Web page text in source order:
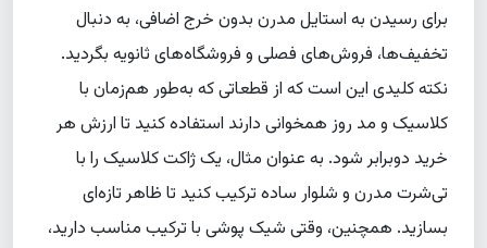
برای رسیدن به استایل مدرن بدون خرج اضافی، به دنبال
تخفیف‌ها، فروش‌های فصلی و فروشگاه‌های ثانویه بگردید.
نکته کلیدی این است که از قطعاتی که به‌طور هم‌زمان با
کلاسیک و مد روز همخوانی دارند استفاده کنید تا ارزش هر
خرید دوبرابر شود. به عنوان مثال، یک ژاکت کلاسیک را با
تی‌شرت مدرن و شلوار ساده ترکیب کنید تا ظاهر تازه‌ای
بسازید. همچنین، وقتی شیک پوشی با ترکیب مناسب دارید،